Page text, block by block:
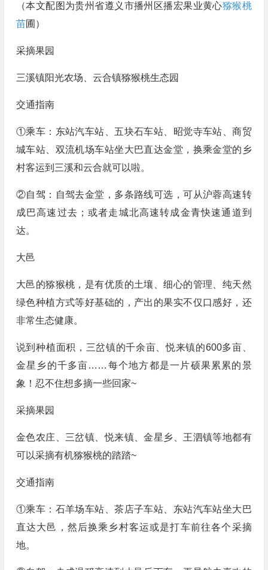
（本文配图为贵州省遵义市播州区播宏果业黄心猕猴桃
苗圃）
采摘果园
三溪镇阳光农场、云合镇猕猴桃生态园
交通指南
①乘车：东站汽车站、五块石车站、昭觉寺车站、商贸
城车站、双流机场车站坐大巴直达金堂，换乘金堂的乡
村客运到三溪和云合就可以啦。
②自驾：自驾去金堂，多条路线可选，可从沪蓉高速转
成巴高速过去；或者走城北高速转成金青快速通道到
达。
大邑
大邑的猕猴桃，是有优质的土壤、细心的管理、纯天然
绿色种植方式等好基础的，产出的果实不仅口感好，还
非常生态健康。
说到种植面积，三岔镇的千余亩、悦来镇的600多亩、
金星乡的千多亩……每个地方都是一片硕果累累的景
象！忍不住想多摘一些回家~
采摘果园
金色农庄、三岔镇、悦来镇、金星乡、王泗镇等地都有
可以采摘有机猕猴桃的踏踏~
交通指南
①乘车：石羊场车站、茶店子车站、东站汽车站坐大巴
直达大邑，然后换乘乡村客运或是打车前往各个采摘
地。